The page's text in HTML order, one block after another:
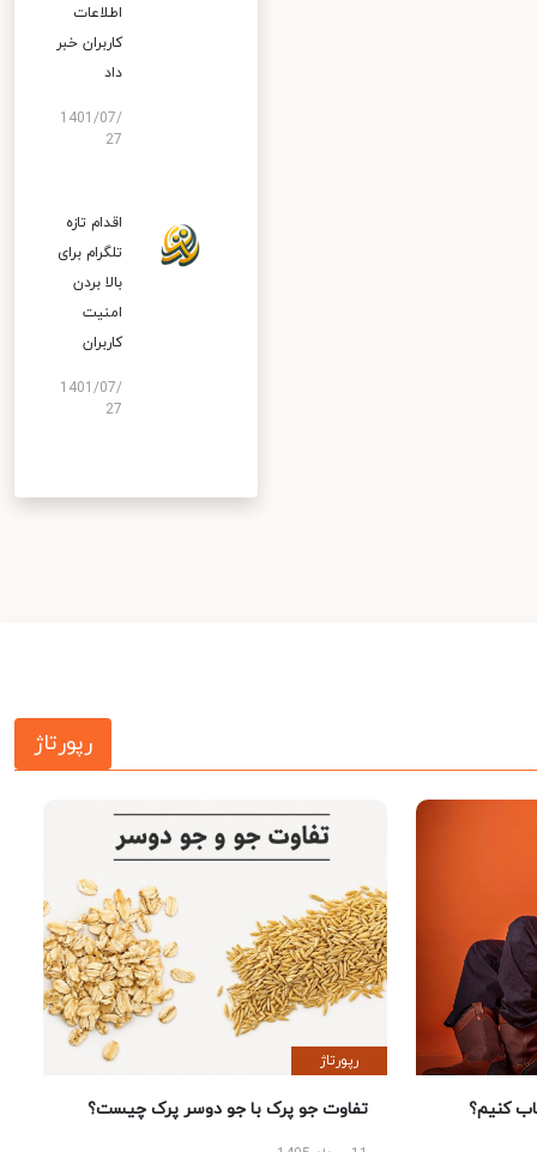
اطلاعات
کاربران خبر
داد
1401/07/
27
اقدام تازه
تلگرام برای
بالا بردن
امنیت
کاربران
1401/07/
27
رپورتاژ
کنیم؟
رپورتاژ
تفاوت جو پرک با جو دوسر پرک چیست؟